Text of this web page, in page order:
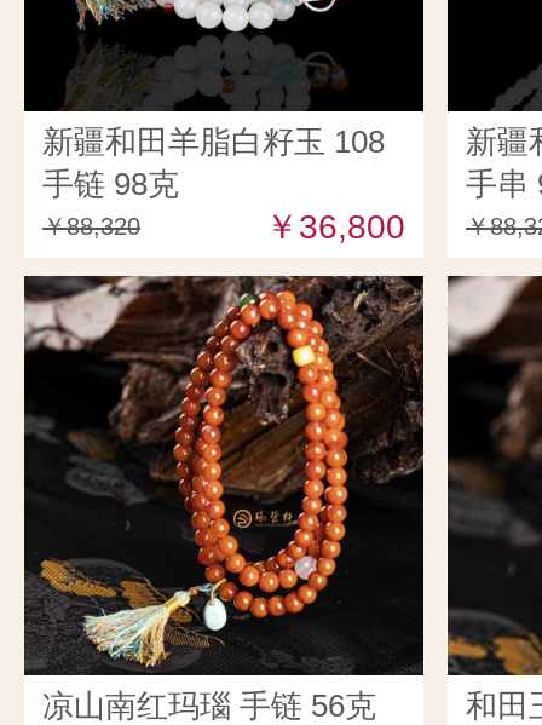
新疆和田羊脂白籽玉 108
手链 98克
￥88,320 ￥36,800
新疆
手串
￥
凉山南红玛瑙 手链 56克 和田